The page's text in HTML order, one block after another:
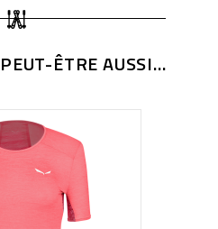
ÊTRE AUSSI...